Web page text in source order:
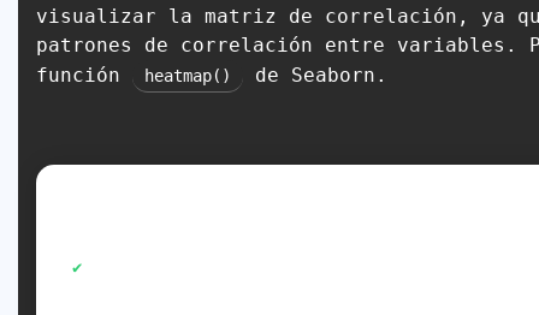
visualizar la matriz de correlación, ya
patrones de correlación entre variables.
función
heatmap() de Seaborn.